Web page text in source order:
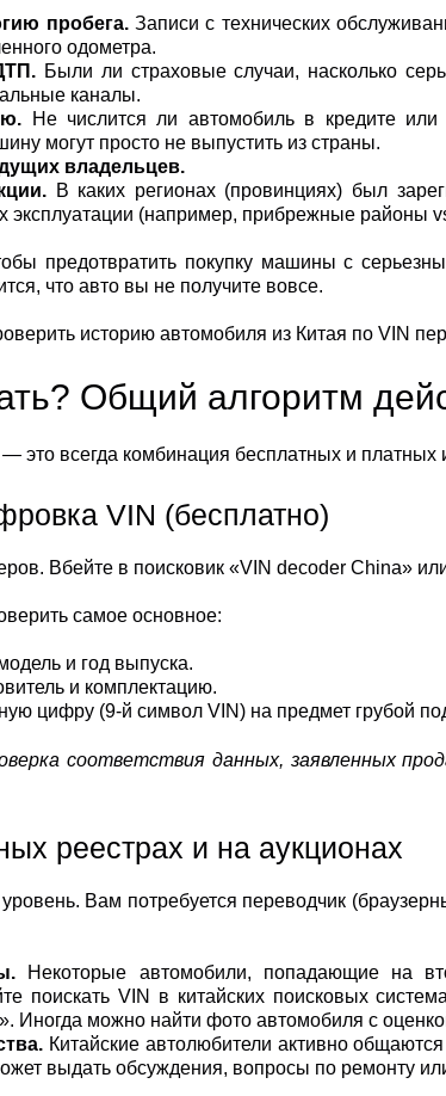
пробега. Записи с технических
одометра.
Были ли страховые случаи, насколько
каналы.
Не числится ли автомобиль в кредите или
могут просто не выпустить из страны.
владельцев.
В каких регионах (провинциях) был
эксплуатации (например, прибрежные районы
предотвратить покупку машины с
что авто вы не получите вовсе.
Общий алгоритм
это всегда комбинация бесплатных и платных
VIN (бесплатно)
Вбейте в поисковик «VIN decoder China»
самое основное:
и год выпуска.
и комплектацию.
цифру (9-й символ VIN) на предмет грубой
соответствия данных, заявленных
реестрах и на аукционах
Вам потребуется переводчик
Некоторые автомобили, попадающие на
поискать VIN в китайских поисковых
Иногда можно найти фото автомобиля с
Китайские автолюбители активно
выдать обсуждения, вопросы по ремонту